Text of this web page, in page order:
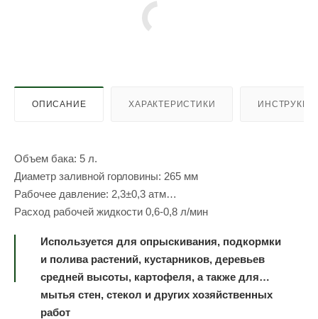
ОПИСАНИЕ ХАРАКТЕРИСТИКИ
Объем бака: 5 л.
Диаметр заливной горловины: 265 мм
Рабочее давление: 2,3±0,3 атм
Расход рабочей жидкости 0,6-0,8 л/мин
Используется для опрыскивания, подкормки
и полива растений, кустарников, деревьев
средней высоты, картофеля, а также для
мытья стен, стекол и других хозяйственных
работ